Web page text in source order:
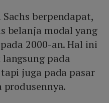
berpendapat,
belanja modal yang
2000-an. Hal ini
pada
juga pada pasar
produsennya.